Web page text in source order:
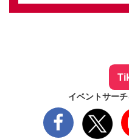
イベントサー